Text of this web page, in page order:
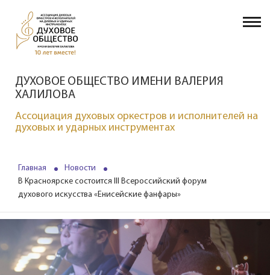
ДУХОВОЕ ОБЩЕСТВО ИМЕНИ ВАЛЕРИЯ
ХАЛИЛОВА
Ассоциация духовых оркестров и исполнителей на
духовых и ударных инструментах
Главная
Новости
В Красноярске состоится III Всероссийский форум
духового искусства «Енисейские фанфары»